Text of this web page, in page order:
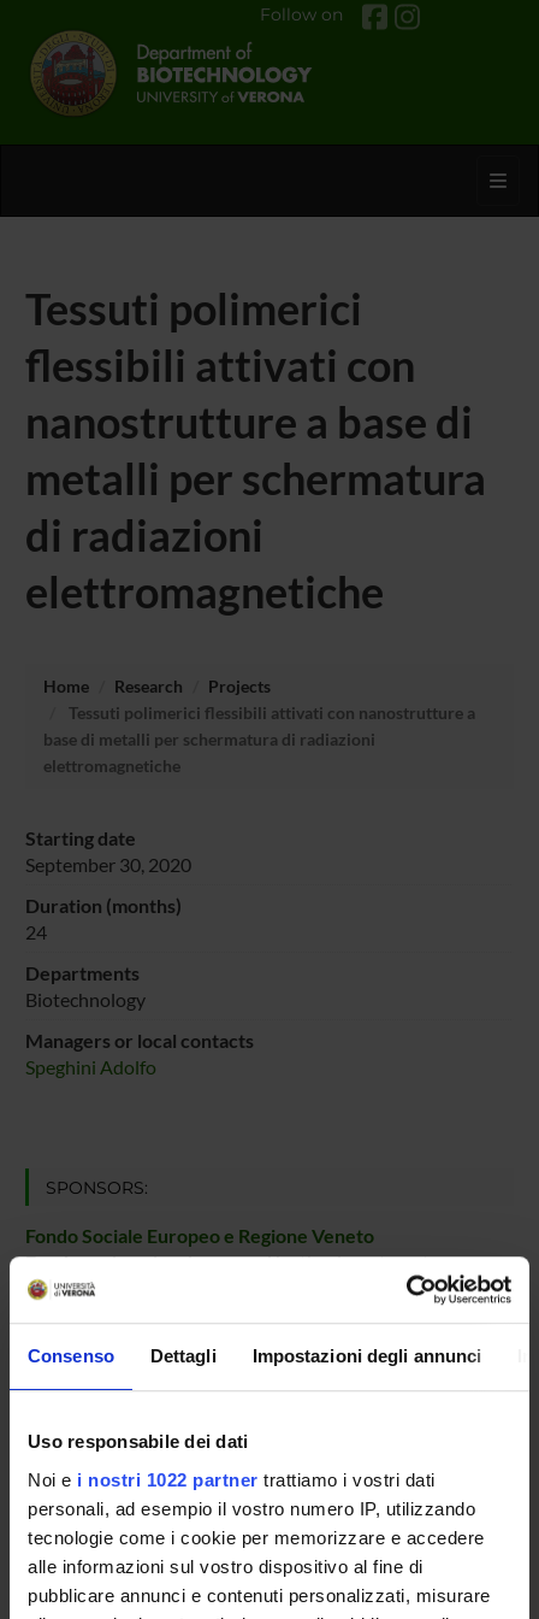
Consenso Dettagli Impostazioni degli annunci
Uso responsabile dei dati
Noi e i nostri 1022 partner trattiamo i vostri dati
personali, ad esempio il vostro numero IP, utilizzando
tecnologie come i cookie per memorizzare e accedere
alle informazioni sul vostro dispositivo al fine di
pubblicare annunci e contenuti personalizzati, misurare
Follow on
Tessuti polimerici
flessibili attivati con
nanostrutture a base di
metalli per schermatura
di radiazioni
elettromagnetiche
Home Research
Projects
Tessuti polimerici flessibili attivati con nanostrutture a
base di metalli per schermatura di radiazioni
elettromagnetiche
Starting date
September 30, 2020
Duration (months)
24
Departments
Biotechnology
Managers or local contacts
Speghini Adolfo
SPONSORS:
Fondo Sociale Europeo e Regione Veneto
Funds:assigned and managed by the department
PROJECT PARTICIPANTS
Full Professor
RESEARCH AREAS INVOLVED IN THE PROJECT